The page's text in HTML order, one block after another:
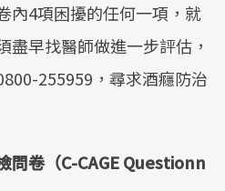
內4項困擾的任何一項，就
盡早找醫師做進一步評估，
255959，尋求酒癮防治
問卷（C-CAGE Questionn